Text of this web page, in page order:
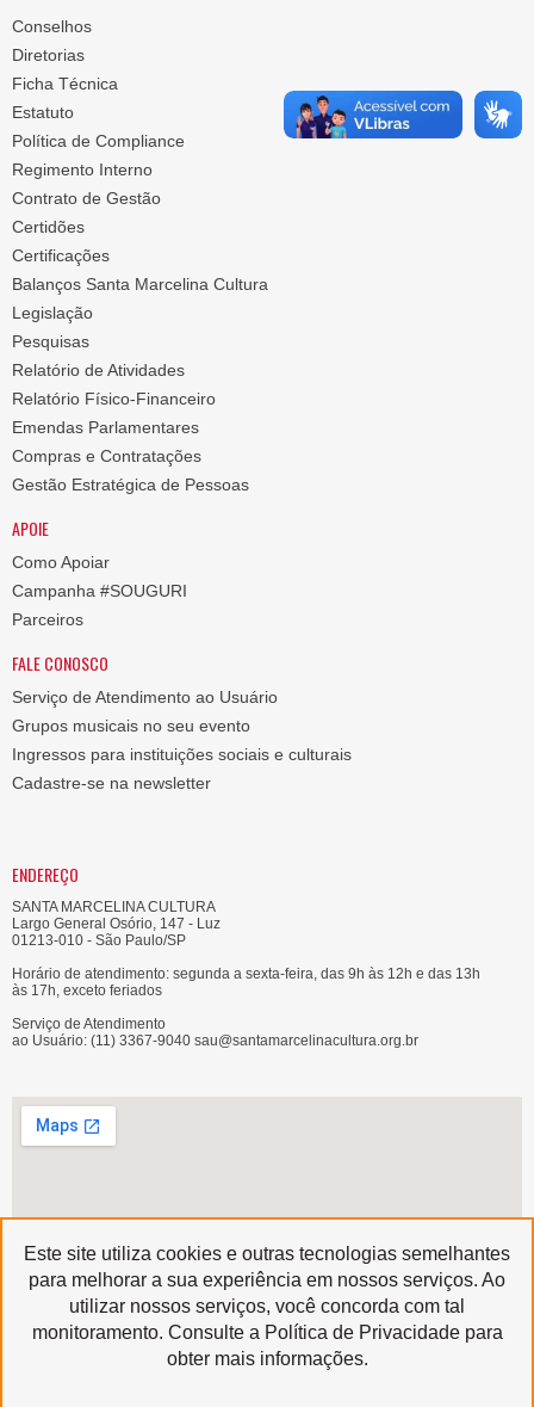
Conselhos
Diretorias
Ficha Técnica
Estatuto
Política de Compliance
Regimento Interno
Contrato de Gestão
Certidões
Certificações
Balanços Santa Marcelina Cultura
Legislação
Pesquisas
Relatório de Atividades
Relatório Físico-Financeiro
Emendas Parlamentares
Compras e Contratações
Gestão Estratégica de Pessoas
APOIE
Como Apoiar
Campanha #SOUGURI
Parceiros
FALE CONOSCO
Serviço de Atendimento ao Usuário
Grupos musicais no seu evento
Ingressos para instituições sociais e culturais
Cadastre-se na newsletter
ENDEREÇO
SANTA MARCELINA CULTURA
Largo General Osório, 147 - Luz
01213-010 - São Paulo/SP
Horário de atendimento: segunda a sexta-feira, das 9h às 12h e das 13h
às 17h, exceto feriados
Serviço de Atendimento
ao Usuário: (11) 3367-9040 sau@santamarcelinacultura.org.br
Produzido por
Copyright © 2020 | Santa Marcelina Cultura • Todos os Direitos Reservados
Este site utiliza cookies e outras tecnologias semelhantes
para melhorar a sua experiência em nossos serviços. Ao
utilizar nossos serviços, você concorda com tal
monitoramento. Consulte a Política de Privacidade para
obter mais informações.